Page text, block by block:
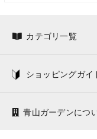
カテゴリ一覧
ショッピングガイ
青山ガーデンにつ